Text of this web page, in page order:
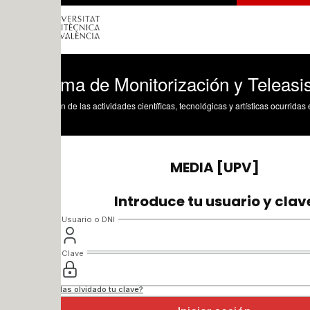
de Monitorización y Teleasistencia
de las actividades científicas, tecnológicas y artísticas ocurridas en los tres